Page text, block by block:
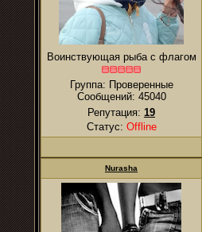
Воинствующая рыба с флагом
Группа: Проверенные
Сообщений: 45040
Репутация: 19
Статус: Offline
Nurаsha